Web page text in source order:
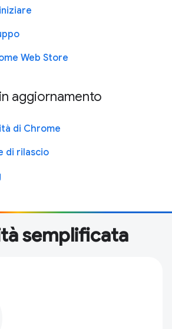
Web Store
aggiornamento
di Chrome
di rilascio
semplificata